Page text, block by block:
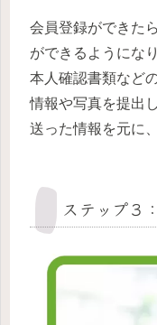
会員登録ができた
ができるようにな
本人確認書類など
情報や写真を提出
送った情報を元に
ステップ３